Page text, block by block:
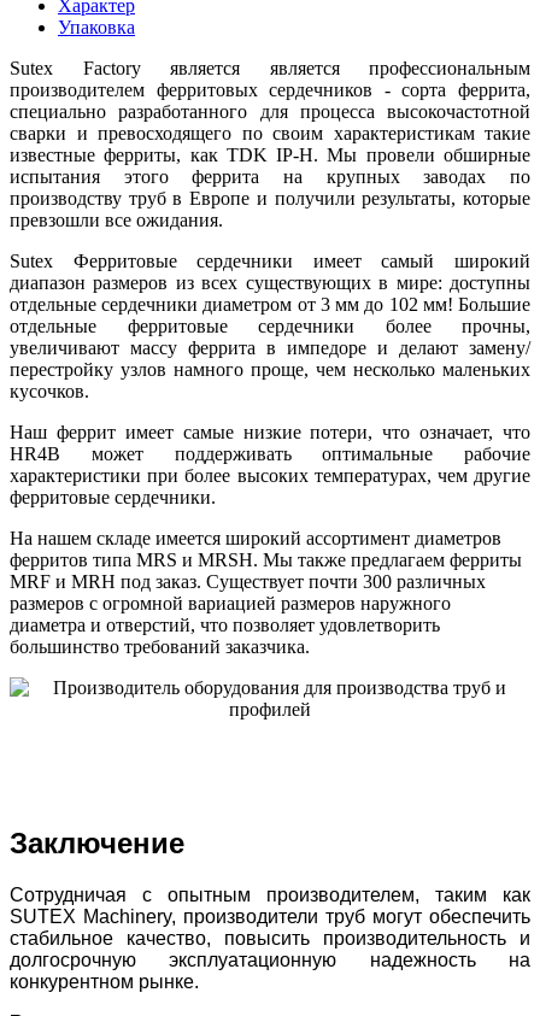
Характер
Упаковка
Sutex Factory является является профессиональным
производителем ферритовых сердечников - сорта феррита,
специально разработанного для процесса высокочастотной
сварки и превосходящего по своим характеристикам такие
известные ферриты, как TDK IP-H. Мы провели обширные
испытания этого феррита на крупных заводах по
производству труб в Европе и получили результаты, которые
превзошли все ожидания.
Sutex Ферритовые сердечники имеет самый широкий
диапазон размеров из всех существующих в мире: доступны
отдельные сердечники диаметром от 3 мм до 102 мм! Большие
отдельные ферритовые сердечники более прочны,
увеличивают массу феррита в импедоре и делают замену/
перестройку узлов намного проще, чем несколько маленьких
кусочков.
Наш феррит имеет самые низкие потери, что означает, что
HR4B может поддерживать оптимальные рабочие
характеристики при более высоких температурах, чем другие
ферритовые сердечники.
На нашем складе имеется широкий ассортимент диаметров
ферритов типа MRS и MRSH. Мы также предлагаем ферриты
MRF и MRH под заказ. Существует почти 300 различных
размеров с огромной вариацией размеров наружного
диаметра и отверстий, что позволяет удовлетворить
большинство требований заказчика.
Заключение
Сотрудничая с опытным производителем, таким как
SUTEX Machinery, производители труб могут обеспечить
стабильное качество, повысить производительность и
долгосрочную эксплуатационную надежность на
конкурентном рынке.